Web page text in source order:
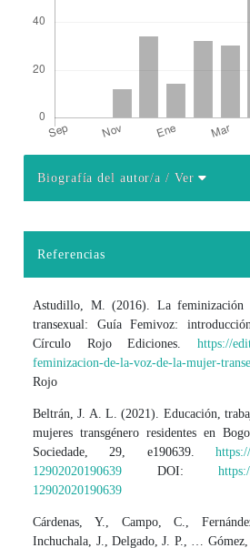
Biografía del autor/a/ Ver
Referencias
Astudillo, M. (2016). La
transexual: Guía Femivoz:
Círculo Rojo Ediciones. https://
feminizacion-de-la-voz-de-la-mujer-
Rojo
Beltrán, J. A. L. (2021). Educación,
mujeres transgénero residentes en
Sociedade, 29, e190639.
12902020190639 DOI:
12902020190639
Cárdenas, Y., Campo, C.,
Inchuchala, J., Delgado, J. P., …